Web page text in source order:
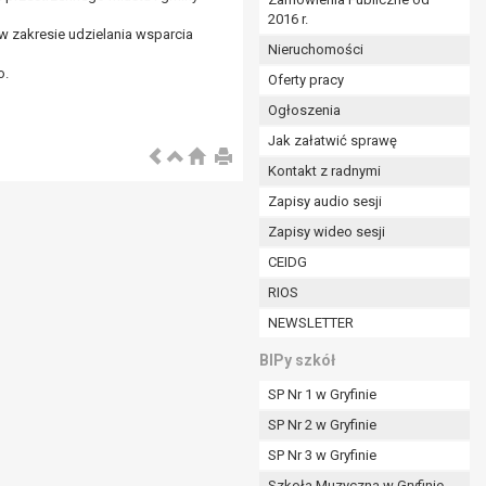
zakresie udzielania wsparcia
2016 r.
Nieruchomości
Oferty pracy
Ogłoszenia
Jak załatwić sprawę
Kontakt z radnymi
Zapisy audio sesji
Zapisy wideo sesji
CEIDG
RIOS
NEWSLETTER
BIPy szkół
SP Nr 1 w Gryfinie
SP Nr 2 w Gryfinie
SP Nr 3 w Gryfinie
(Dz.U. z 2017r., poz. 1875 ze zm.) oraz z
Gminy;
i celu określonym w treści zgody.
odbiorcom lub kategoriom odbiorców danych
z terminami archiwizacji określonymi przez
czasu wycofania tej zgody.
do realizacji zawartej umowy, a po tym
na przetwarzanie danych po zakończeniu i
z umowy o dofinansowanie zawartej między